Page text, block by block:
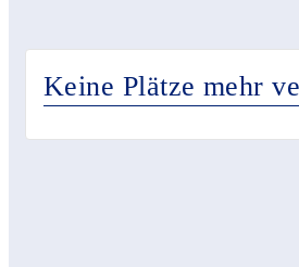
Keine Plätze mehr